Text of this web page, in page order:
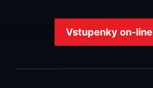
Vstupenky on-line